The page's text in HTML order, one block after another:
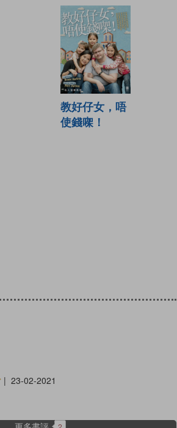
教好仔女，唔
使錢㗎！
| 23-02-2021